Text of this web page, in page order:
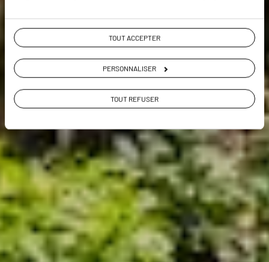
TOUT ACCEPTER
PERSONNALISER
TOUT REFUSER
Voir les 5 avis sur les voyages en Guyane
VOIR LA GALERIE PHOTOS